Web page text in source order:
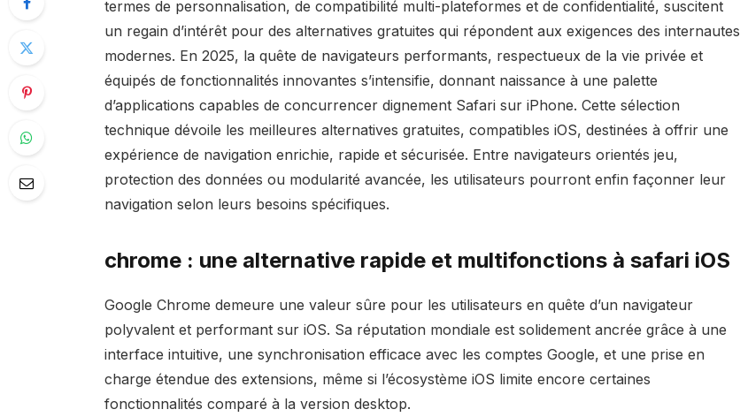
termes de personnalisation, de compatibilité multi-plateformes et de confidentialité, suscitent
un regain d’intérêt pour des alternatives gratuites qui répondent aux exigences des internautes
modernes. En 2025, la quête de navigateurs performants, respectueux de la vie privée et
équipés de fonctionnalités innovantes s’intensifie, donnant naissance à une palette
d’applications capables de concurrencer dignement Safari sur iPhone. Cette sélection
technique dévoile les meilleures alternatives gratuites, compatibles iOS, destinées à offrir une
expérience de navigation enrichie, rapide et sécurisée. Entre navigateurs orientés jeu,
protection des données ou modularité avancée, les utilisateurs pourront enfin façonner leur
navigation selon leurs besoins spécifiques.
chrome : une alternative rapide et multifonctions à safari iOS
Google Chrome demeure une valeur sûre pour les utilisateurs en quête d’un navigateur
polyvalent et performant sur iOS. Sa réputation mondiale est solidement ancrée grâce à une
interface intuitive, une synchronisation efficace avec les comptes Google, et une prise en
charge étendue des extensions, même si l’écosystème iOS limite encore certaines
fonctionnalités comparé à la version desktop.